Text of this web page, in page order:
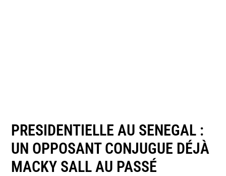
PRESIDENTIELLE AU SENEGAL :
UN OPPOSANT CONJUGUE DÉJÀ
MACKY SALL AU PASSÉ